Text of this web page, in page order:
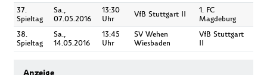
37.
Spieltag
Sa.,
07.05.2016
13:30
Uhr
VfB Stuttgart II
1. FC
Magdeburg
38.
Spieltag
Sa.,
14.05.2016
13:45
Uhr
SV Wehen
Wiesbaden
VfB Stuttgart
II